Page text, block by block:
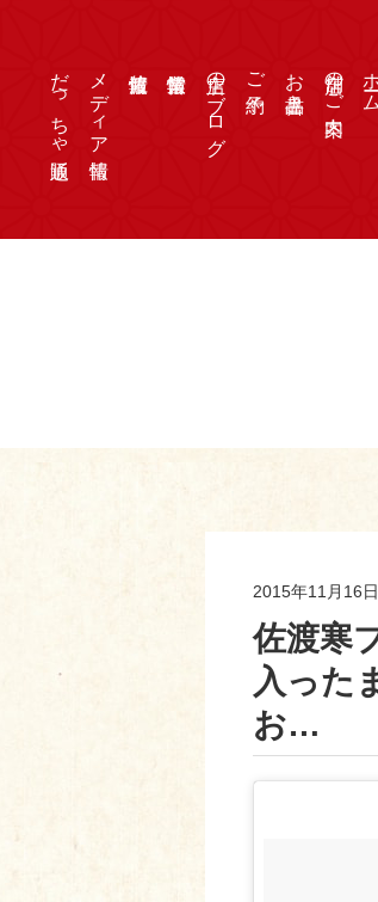
ホ
店舗のご案内
お品書き
ご予約
店主のブログ
メディア情報
だっちゃ通販
2015年11月16日
佐渡寒
入った
お…